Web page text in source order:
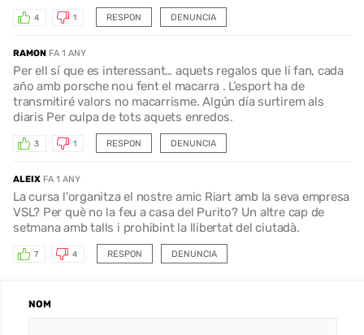
RESPON
4 1 DENUNCIA
RAMON FA 1 ANY
Per ell sí que es interessant… aquets regalos que li fan, cada
año amb porsche nou fent el macarra . L’esport ha de
transmitiré valors no macarrisme. Algún día surtirem als
diaris Per culpa de tots aquets enredos.
RESPON
3 1 DENUNCIA
ALEIX FA 1 ANY
La cursa l'organitza el nostre amic Riart amb la seva empresa
VSL? Per què no la feu a casa del Purito? Un altre cap de
setmana amb talls i prohibint la llibertat del ciutadà.
RESPON
7 4 DENUNCIA
NOM